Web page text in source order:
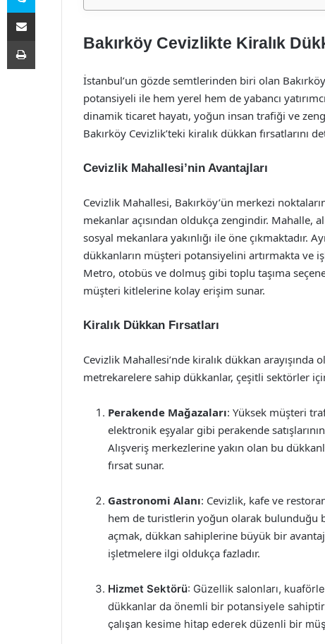
Bakırköy Cevizlikte Kiralık
İstanbul’un gözde semtlerinden biri olan
potansiyeli ile hem yerel hem de yabancı
dinamik ticaret hayatı, yoğun insan trafiği ve
Bakırköy Cevizlik’teki kiralık dükkan fırsatlarını
Cevizlik Mahallesi’nin Avantajları
Cevizlik Mahallesi, Bakırköy’ün merkezi
mekanlar açısından oldukça zengindir. Mahalle,
sosyal mekanlara yakınlığı ile öne çıkmaktadır.
dükkanların müşteri potansiyelini artırmakta ve
Metro, otobüs ve dolmuş gibi toplu taşıma
müşteri kitlelerine kolay erişim sunar.
Kiralık Dükkan Fırsatları
Cevizlik Mahallesi’nde kiralık dükkan arayışında
metrekarelere sahip dükkanlar, çeşitli sektörler
Perakende Mağazaları: Yüksek müşteri
elektronik eşyalar gibi perakende
Alışveriş merkezlerine yakın olan bu
fırsat sunar.
Gastronomi Alanı: Cevizlik, kafe ve
hem de turistlerin yoğun olarak bulunduğu
açmak, dükkan sahiplerine büyük bir
işletmelere ilgi oldukça fazladır.
Hizmet Sektörü: Güzellik salonları,
dükkanlar da önemli bir potansiyele
çalışan kesime hitap ederek düzenli bir
E-Posta ile paylaş